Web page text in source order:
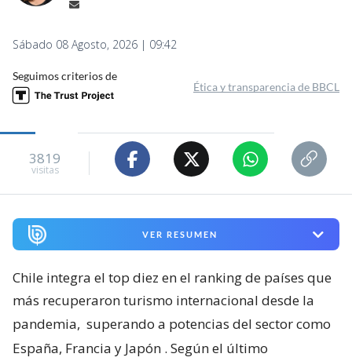
Sábado 08 Agosto, 2026 | 09:42
Seguimos criterios de
Ética y transparencia de BBCL
3819
visitas
VER RESUMEN
Chile integra el top diez en el ranking de países que
más recuperaron turismo internacional desde la
pandemia, superando a potencias del sector como
España, Francia y Japón . Según el último